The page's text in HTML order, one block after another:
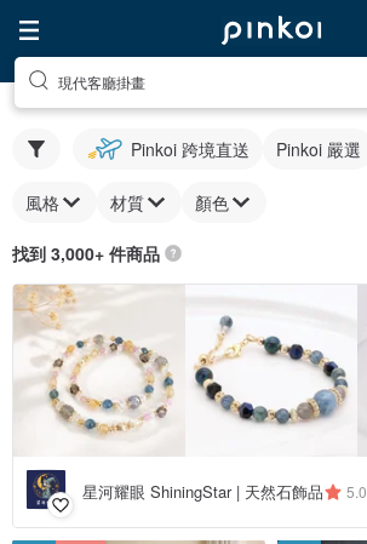
現代客廳掛畫
Pinkoi 跨境直送 Pinkoi 嚴選
風格 材質 顏色
找到 3,000+ 件商品
星河耀眼 ShiningStar | 天然石飾品 5.0